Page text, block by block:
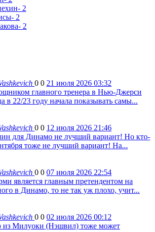
- 2
- 2
- 2
0 0 21 июля 2026 03:32
главного тренера в Нью-Джерси
в 22/23 году начала показывать самы...
0 0 12 июля 2026 21:46
для Динамо не лучший вариант! Но кто-
тоже не лучший вариант! На...
0 0 07 июля 2026 22:54
является главным претендентом на
в Динамо, то не так уж плохо, учит...
0 0 02 июля 2026 00:12
из Милуоки (Нэшвил) тоже может